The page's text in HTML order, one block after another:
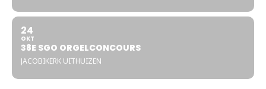
24
OKT
38E SGO ORGELCONCOURS
JACOBIKERK UITHUIZEN